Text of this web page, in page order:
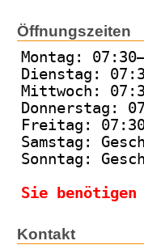
Öffnungszeiten
Montag:
Dienstag:
Mittwoch:
Donnerstag:
Freitag:
Samstag:
Sonntag:
Sie benötigen
Kontakt